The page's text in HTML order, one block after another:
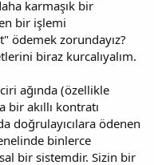
karmaşık bir
bir işlemi
ödemek zorundayız?
biraz kurcalıyalım.
ağında (özellikle
akıllı kontratı
doğrulayıcılara ödenen
binlerce
bir sistemdir. Sizin bir